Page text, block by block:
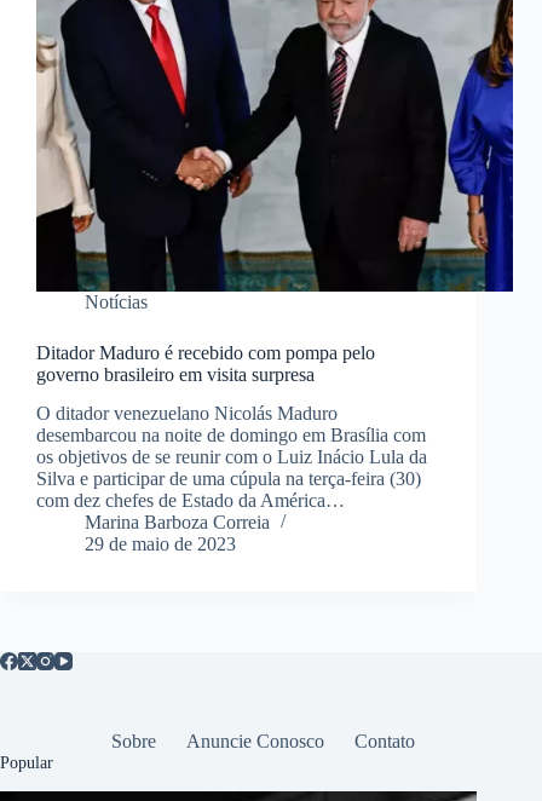
Notícias
Ditador Maduro é recebido com pompa pelo
governo brasileiro em visita surpresa
O ditador venezuelano Nicolás Maduro
desembarcou na noite de domingo em Brasília com
os objetivos de se reunir com o Luiz Inácio Lula da
Silva e participar de uma cúpula na terça-feira (30)
com dez chefes de Estado da América…
Marina Barboza Correia
29 de maio de 2023
Sobre Anuncie Conosco Contato
Popular